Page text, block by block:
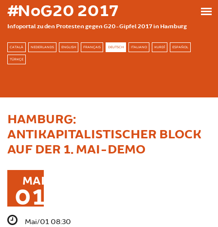
Direkt zum Inhalt
#NoG20 2017
Infoportal zu den Protesten gegen G20-Gipfel 2017 in Hamburg
CATALÀ NEDERLANDS ENGLISH FRANÇAIS DEUTSCH ITALIANO KURDÎ ESPAÑOL
TÜRKÇE
HAMBURG:
ANTIKAPITALISTISCHER BLOCK
AUF DER 1. MAI-DEMO
MAI
01
Mai/01 08:30